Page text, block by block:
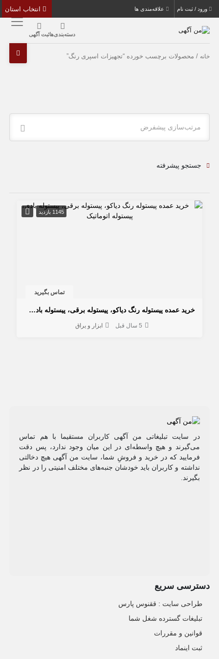
ورود / ثبت نام علاقه‌مندی ها
دسته‌بندی‌هاثبت آگهی
خانه / محصولات برچسب خورده “تجهیزات اسپری رنگ”
مرتب‌سازی پیشفرض
جستجو پیشرفته
1145 بازدید
تماس بگیرید
خرید عمده پیستوله رنگ دیاکو، پیستوله برقی، پیستوله بادی، پیستوله اتوماتیک
5 سال قبل ابزار و یراق
در سایت تبلیغاتی من آگهی کاربران مستقیما با هم تماس
می‌گیرند و هیچ واسطه‌ای در این میان وجود ندارد، پس دقت
فرمایید که در خرید و فروشِ شما، سایت من آگهی هیچ دخالتی
نداشته و کاربران باید خودشان جنبه‌های مختلف امنیتی را در نظر
بگیرند.
دسترسی سریع
طراحی سایت :‌ ققنوس پارس
تبلیغات گسترده شغل شما
قوانین و مقررات
ثبت اینماد